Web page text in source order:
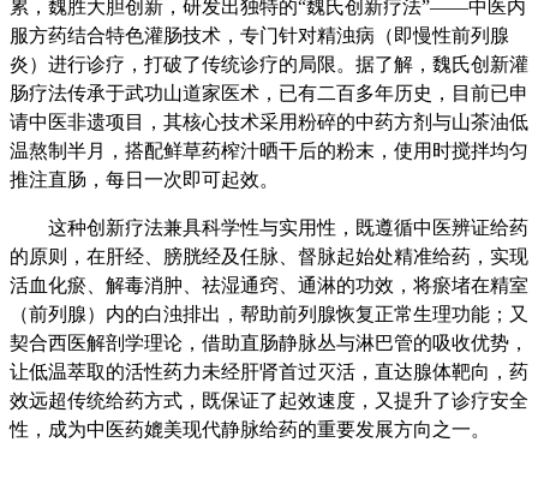
累，魏胜大胆创新，研发出独特的“魏氏创新疗法”——中医内
服方药结合特色灌肠技术，专门针对精浊病（即慢性前列腺
炎）进行诊疗，打破了传统诊疗的局限。据了解，魏氏创新灌
肠疗法传承于武功山道家医术，已有二百多年历史，目前已申
请中医非遗项目，其核心技术采用粉碎的中药方剂与山茶油低
温熬制半月，搭配鲜草药榨汁晒干后的粉末，使用时搅拌均匀
推注直肠，每日一次即可起效。
这种创新疗法兼具科学性与实用性，既遵循中医辨证给药
的原则，在肝经、膀胱经及任脉、督脉起始处精准给药，实现
活血化瘀、解毒消肿、祛湿通窍、通淋的功效，将瘀堵在精室
（前列腺）内的白浊排出，帮助前列腺恢复正常生理功能；又
契合西医解剖学理论，借助直肠静脉丛与淋巴管的吸收优势，
让低温萃取的活性药力未经肝肾首过灭活，直达腺体靶向，药
效远超传统给药方式，既保证了起效速度，又提升了诊疗安全
性，成为中医药媲美现代静脉给药的重要发展方向之一。